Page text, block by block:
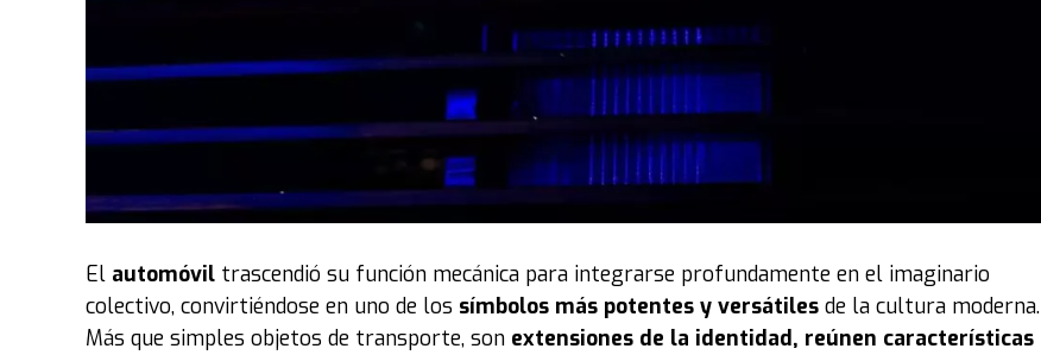
El automóvil trascendió su función mecánica para integrarse profundamente en el imaginario
colectivo, convirtiéndose en uno de los símbolos más potentes y versátiles de la cultura moderna.
Más que simples objetos de transporte, son extensiones de la identidad, reúnen características